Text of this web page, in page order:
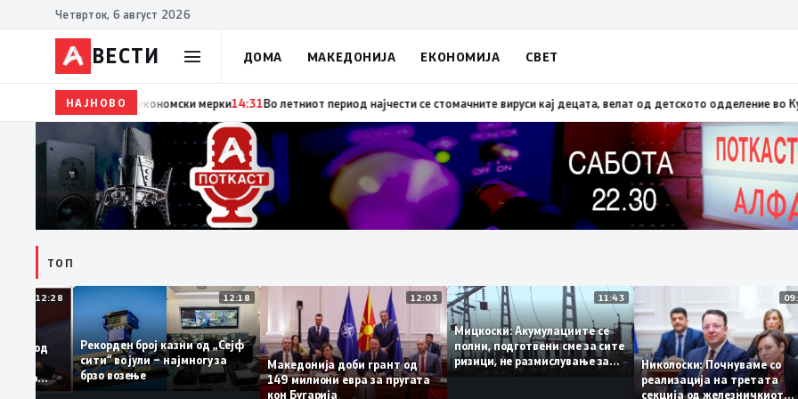
Четврток, 6 август 2026
ВЕСТИ ДОМА МАКЕДОНИЈА ЕКОНОМИЈА СВЕТ
НАЈНОВО14:32Ристески: Се контролираат цените на производите и инфлацијата, засега нема нови економски мерки14:31Во летниот
ТОП
12:28
од
во
12:18
Рекорден број казни од „Сејф
сити“ во јули – најмногу за
брзо возење
12:03
Македонија доби грант од
149 милиони евра за пругата
кон Бугарија
11:43
Мицкоски: Акумулациите се
полни, подготвени сме за сите
ризици, не размислување за
поскапување на струјата
Николоски: Почнуваме
реализација на третата
секција од железничкиот